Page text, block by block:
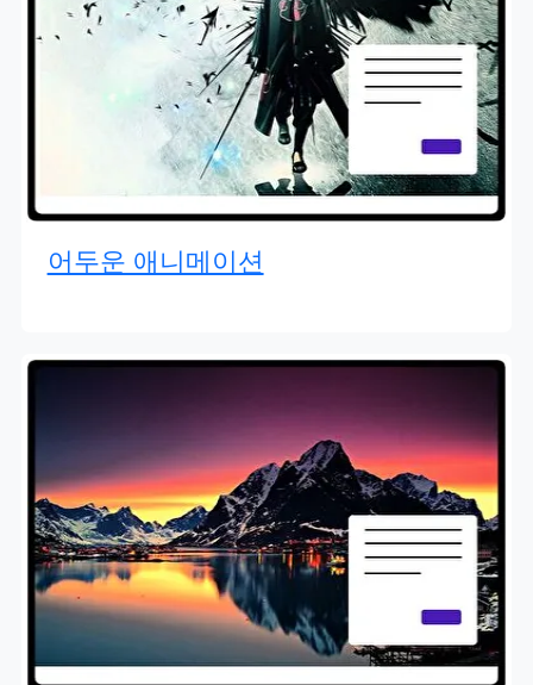
어두운 애니메이션